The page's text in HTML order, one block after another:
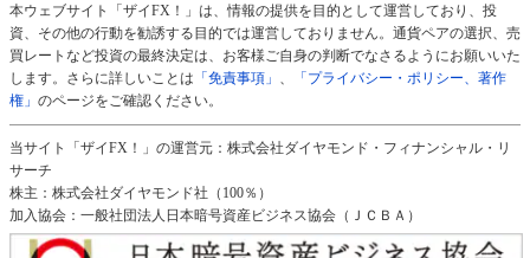
本ウェブサイト「ザイFX！」は、情報の提供を目的として運営しており、投
資、その他の行動を勧誘する目的では運営しておりません。通貨ペアの選択、売
買レートなど投資の最終決定は、お客様ご自身の判断でなさるようにお願いいた
します。さらに詳しいことは 「免責事項」 、
「プライバシー・ポリシー、著作
権」 のページをご確認ください。
当サイト「ザイFX！」の運営元：株式会社ダイヤモンド・フィナンシャル・リ
サーチ
株主：株式会社ダイヤモンド社（100％）
加入協会：一般社団法人日本暗号資産ビジネス協会（ＪＣＢＡ）